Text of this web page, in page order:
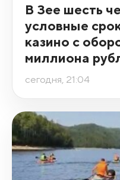
В Зее шесть
условные
казино с
миллиона
сегодня, 21:04